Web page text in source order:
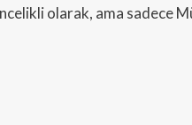
olarak, ama sadece